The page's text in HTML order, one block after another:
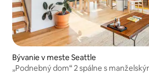
Bývanie v meste Seattle
„Podnebný dom“ 2 spálne s